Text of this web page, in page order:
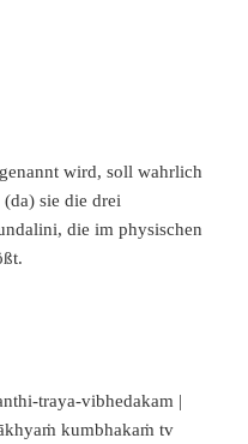
wird, soll wahrlich
sie die drei
die im physischen
traya-vibhedakam |
kumbhakaṁ tv